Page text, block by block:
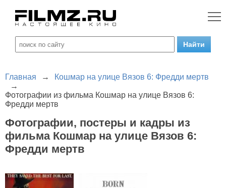
Главная →
Кошмар на улице Вязов 6: Фредди мертв
→
Фотографии из фильма Кошмар на улице Вязов 6:
Фредди мертв
Фотографии, постеры и кадры из
фильма Кошмар на улице Вязов 6:
Фредди мертв